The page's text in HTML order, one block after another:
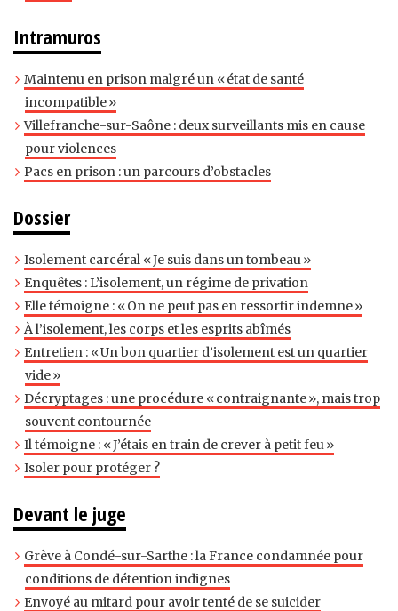
Intramuros
Maintenu en prison malgré un « état de santé
incompatible »
Villefranche-sur-Saône : deux surveillants mis en cause
pour violences
Pacs en prison : un parcours d’obstacles
Dossier
Isolement carcéral « Je suis dans un tombeau »
Enquêtes : L’isolement, un régime de privation
Elle témoigne : « On ne peut pas en ressortir indemne »
À l’isolement, les corps et les esprits abîmés
Entretien : « Un bon quartier d’isolement est un quartier
vide »
Décryptages : une procédure « contraignante », mais trop
souvent contournée
Il témoigne : « J’étais en train de crever à petit feu »
Isoler pour protéger ?
Devant le juge
Grève à Condé-sur-Sarthe : la France condamnée pour
conditions de détention indignes
Envoyé au mitard pour avoir tenté de se suicider